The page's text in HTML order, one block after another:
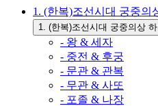
1. (한복)조선시대 궁중의
1. (한복)조선시대 궁중의상
- 왕 & 세자
- 중전 & 후궁
- 문관 & 관복
- 무관 & 사또
- 포졸 & 나장